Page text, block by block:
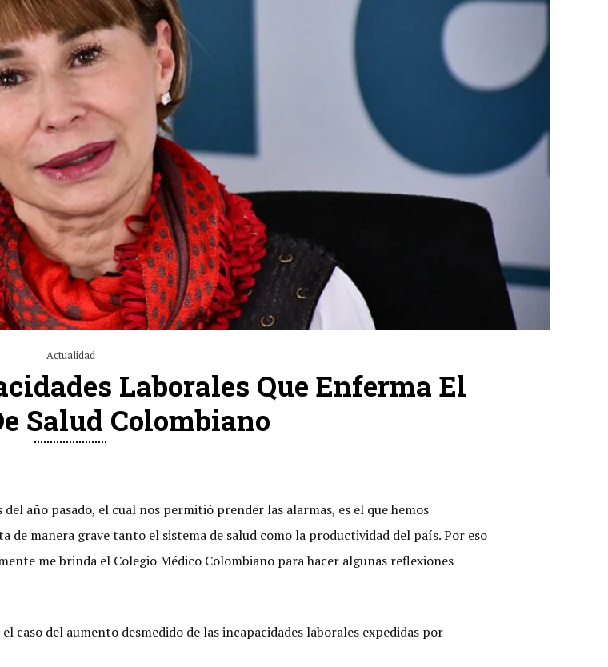
Actualidad
Laborales Que Enferma El
Salud Colombiano
año pasado, el cual nos permitió prender las alarmas, es el que hemos
de manera grave tanto el sistema de salud como la productividad del país. Por eso
me brinda el Colegio Médico Colombiano para hacer algunas reflexiones
del aumento desmedido de las incapacidades laborales expedidas por